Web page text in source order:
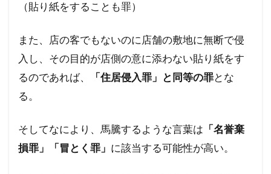
（貼り紙をすることも罪）
また、店の客でもないのに店舗の敷地に無断で侵
入し、その目的が店側の意に添わない貼り紙をす
るのであれば、
「住居侵入罪」と同等の罪とな
る。
そしてなにより、馬騰するような言葉は 「名誉棄
損罪」「冒とく罪」 に該当する可能性が高い。